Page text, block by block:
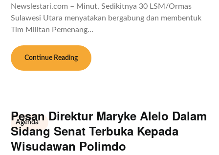
Newslestari.com – Minut, Sedikitnya 30 LSM/Ormas
Sulawesi Utara menyatakan bergabung dan membentuk
Tim Militan Pemenang…
Continue Reading
Agenda
Pesan Direktur Maryke Alelo Dalam
Sidang Senat Terbuka Kepada
Wisudawan Polimdo